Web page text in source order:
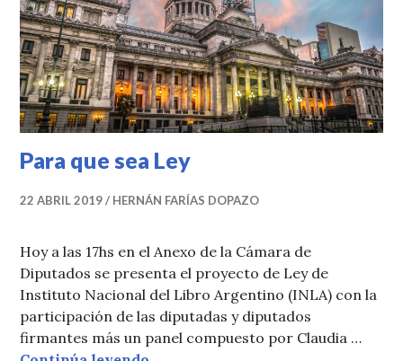
Para que sea Ley
22 ABRIL 2019 HERNÁN FARÍAS DOPAZO
Hoy a las 17hs en el Anexo de la Cámara de
Diputados se presenta el proyecto de Ley de
Instituto Nacional del Libro Argentino (INLA) con la
participación de las diputadas y diputados
firmantes más un panel compuesto por Claudia …